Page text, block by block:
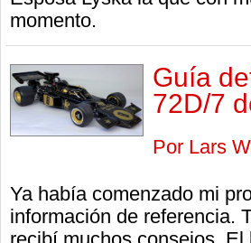
momento.
Guía
72D/7
Por Lars
Ya había comenzado mi
información de referencia.